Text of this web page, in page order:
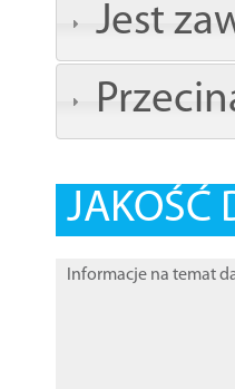
Jest
JAKOŚĆ
Informacje na temat